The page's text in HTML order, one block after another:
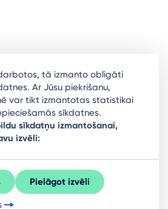
loop on Rigas business
to our newsletter.
tā izmanto obligāti
Ar Jūsu piekrišanu,
var tikt izmantotas statistikai
sīkdatnes.
sīkdatņu izmantošanai,
izvēli:
Pielāgot izvēli